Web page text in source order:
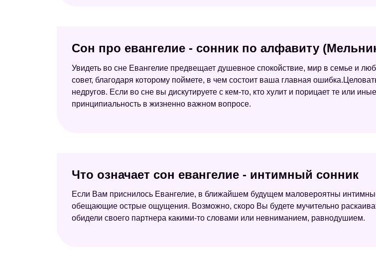
Сон про евангелие - сонник по алфавиту
Увидеть во сне Евангелие предвещает душевное спокойствие, мир в семье и
совет, благодаря которому поймете, в чем состоит ваша главная
недругов. Если во сне вы дискутируете с кем-то, кто хулит и порицает те или
принципиальность в жизненно важном вопросе.
Что означает сон евангелие - интимный сонник
Если Вам приснилось Евангелие, в ближайшем будущем маловероятны
обещающие острые ощущения. Возможно, скоро Вы будете мучительно
обидели своего партнера какими-то словами или невниманием, равнодушием.